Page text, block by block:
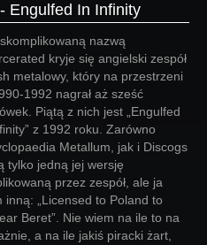
Engulfed In Infinity
nazwą
kryje się angielski zespół
metalowy, który na przestrzeni
1992 nagrał aż sześć
Piątą z nich jest „Engulfed
z 1992 roku. Zarówno
Metallum, jak i Discogs
tylko jedną jej wersję
przez zespół, ale ja
inną: „Licensed to Poland to
Beret”. Nie wiem na ile to na
a na ile jakiś piracki żart,